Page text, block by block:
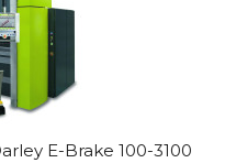
E-Brake 100-3100